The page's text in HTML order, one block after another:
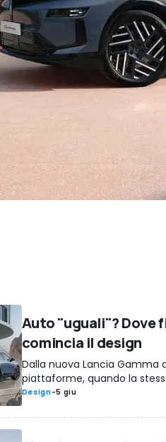
Auto "uguali"? Dove
comincia il design
Dalla nuova Lancia Gamma
piattaforme, quando la
Design-5 giu